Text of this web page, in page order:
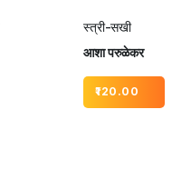
स्त्री-सखी
आशा परुळेकर
120.00